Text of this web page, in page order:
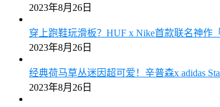
2023年8月26日
穿上跑鞋玩滑板？HUF x Nike首款联名神作
2023年8月26日
经典荷马草丛迷因超可爱！辛普森x adidas
2023年8月26日